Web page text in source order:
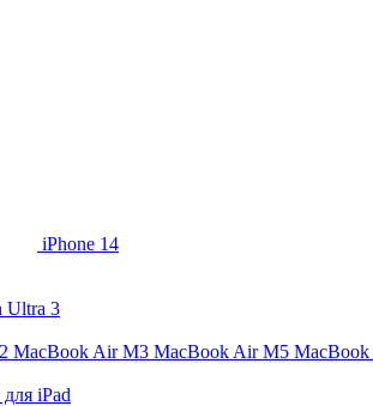
iPhone 14
Ultra 3
MacBook Air M3 MacBook Air M5
iPad